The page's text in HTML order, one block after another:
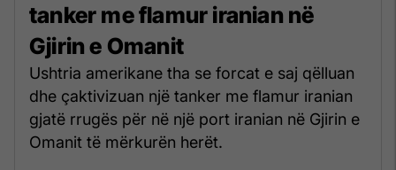
tanker me flamur iranian në
Gjirin e Omanit
Ushtria amerikane tha se forcat e saj qëlluan
dhe çaktivizuan një tanker me flamur iranian
gjatë rrugës për në një port iranian në Gjirin e
Omanit të mërkurën herët.